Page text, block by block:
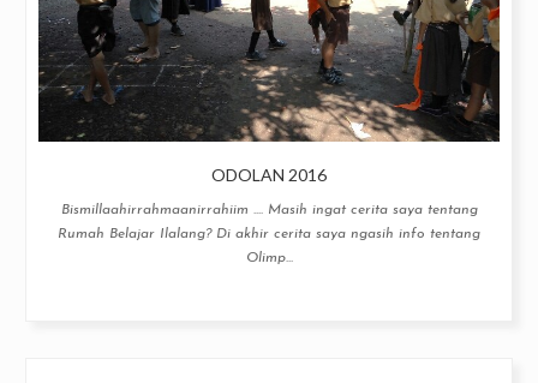
ODOLAN 2016
Bismillaahirrahmaanirrahiim .... Masih ingat cerita saya tentang
Rumah Belajar Ilalang? Di akhir cerita saya ngasih info tentang
Olimp...